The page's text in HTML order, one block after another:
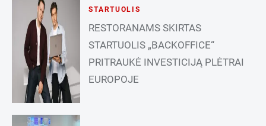
STARTUOLIS
RESTORANAMS SKIRTAS
STARTUOLIS „BACKOFFICE“
PRITRAUKĖ INVESTICIJĄ PLĖTRAI
EUROPOJE